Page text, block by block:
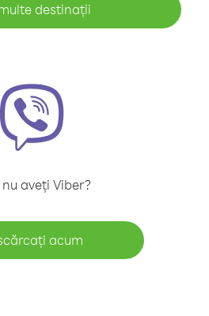
destinații
aveți Viber?
acum